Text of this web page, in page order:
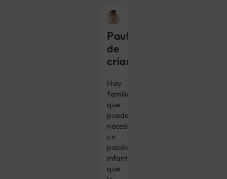
Pautas
de
crianza
Hay
familias
que
pueden
necesitar
un
psicólogo
infantil
que